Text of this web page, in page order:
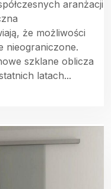
aranżacji
że możliwości
nieograniczone.
szklane oblicza
latach...